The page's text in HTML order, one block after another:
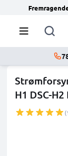
H1 DSC-H2